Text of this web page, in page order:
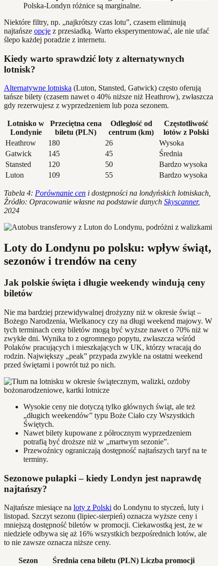
Polska-Londyn różnice są marginalne.
Niektóre filtry, np. „najkrótszy czas lotu”, czasem eliminują
najtańsze opcje z przesiadką. Warto eksperymentować, ale nie ufać
ślepo każdej poradzie z internetu.
Kiedy warto sprawdzić loty z alternatywnych
lotnisk?
Alternatywne lotniska (Luton, Stansted, Gatwick) często oferują
tańsze bilety (czasem nawet o 40% niższe niż Heathrow), zwłaszcza
gdy rezerwujesz z wyprzedzeniem lub poza sezonem.
Lotnisko w
Londynie
Przeciętna cena
biletu (PLN)
Odległość od
centrum (km)
Częstotliwość
lotów z Polski
Heathrow
180 26
Wysoka
Gatwick
145 45
Średnia
Stansted
120 50
Bardzo wysoka
Luton
109 55 Bardzo wysoka
Tabela 4: Porównanie cen i dostępności na londyńskich lotniskach,
Źródło: Opracowanie własne na podstawie danych Skyscanner,
2024
Loty do Londynu po polsku: wpływ świąt,
sezonów i trendów na ceny
Jak polskie święta i długie weekendy windują ceny
biletów
Nie ma bardziej przewidywalnej drożyzny niż w okresie świąt –
Bożego Narodzenia, Wielkanocy czy na długi weekend majowy. W
tych terminach ceny biletów mogą być wyższe nawet o 70% niż w
zwykłe dni. Wynika to z ogromnego popytu, zwłaszcza wśród
Polaków pracujących i mieszkających w UK, którzy wracają do
rodzin. Największy „peak” przypada zwykle na ostatni weekend
przed świętami i powrót tuż po nich.
Wysokie ceny nie dotyczą tylko głównych świąt, ale też
„długich weekendów” typu Boże Ciało czy Wszystkich
Świętych.
Nawet bilety kupowane z półrocznym wyprzedzeniem
potrafią być droższe niż w „martwym sezonie”.
Przewoźnicy ograniczają dostępność najtańszych taryf na te
terminy.
Sezonowe pułapki – kiedy Londyn jest naprawdę
najtańszy?
Najtańsze miesiące na loty z Polski do Londynu to styczeń, luty i
listopad. Szczyt sezonu (lipiec-sierpień) oznacza wyższe ceny i
mniejszą dostępność biletów w promocji. Ciekawostką jest, że w
niedziele odbywa się aż 16% wszystkich bezpośrednich lotów, ale
to nie zawsze oznacza niższe ceny.
Sezon Średnia cena biletu (PLN) Liczba promocji